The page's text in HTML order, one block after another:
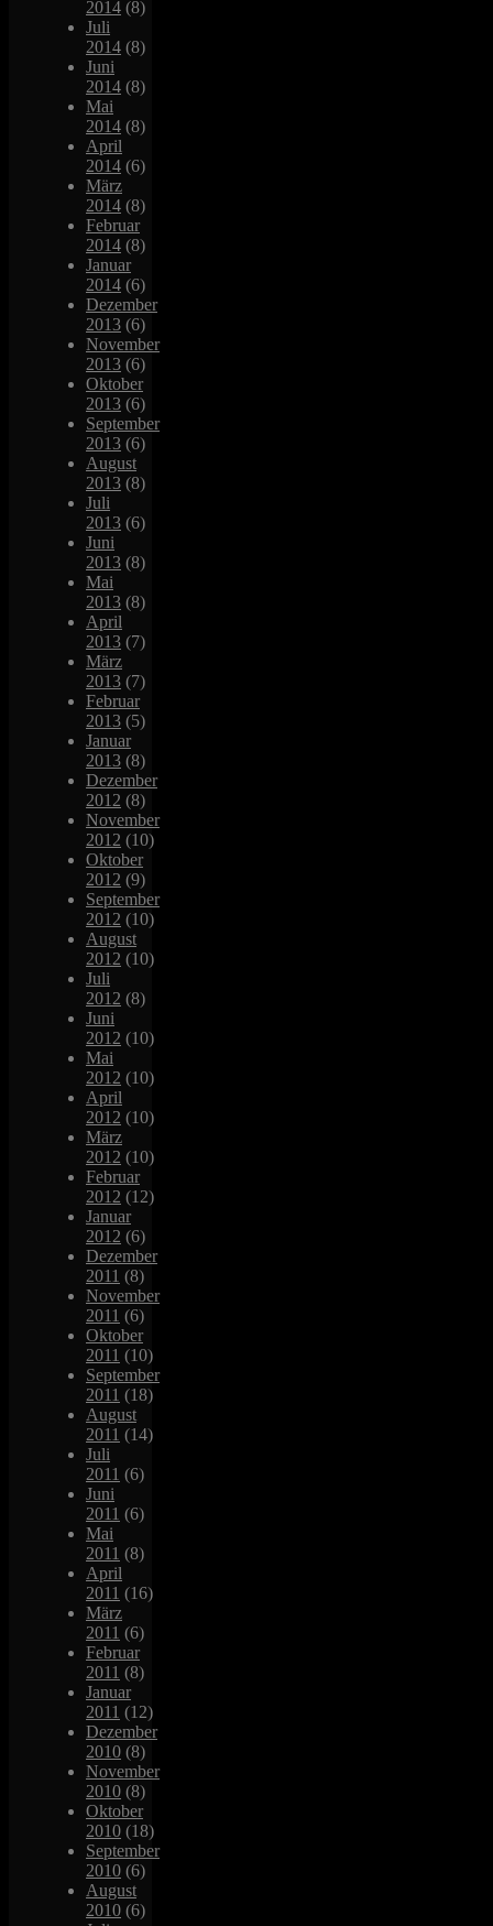
2014 (8)
Juli
2014 (8)
Juni
2014 (8)
Mai
2014 (8)
April
2014 (6)
März
2014 (8)
Februar
2014 (8)
Januar
2014 (6)
Dezember
2013 (6)
November
2013 (6)
Oktober
2013 (6)
September
2013 (6)
August
2013 (8)
Juli
2013 (6)
Juni
2013 (8)
Mai
2013 (8)
April
2013 (7)
März
2013 (7)
Februar
2013 (5)
Januar
2013 (8)
Dezember
2012 (8)
November
2012 (10)
Oktober
2012 (9)
September
2012 (10)
August
2012 (10)
Juli
2012 (8)
Juni
2012 (10)
Mai
2012 (10)
April
2012 (10)
März
2012 (10)
Februar
2012 (12)
Januar
2012 (6)
Dezember
2011 (8)
November
2011 (6)
Oktober
2011 (10)
September
2011 (18)
August
2011 (14)
Juli
2011 (6)
Juni
2011 (6)
Mai
2011 (8)
April
2011 (16)
März
2011 (6)
Februar
2011 (8)
Januar
2011 (12)
Dezember
2010 (8)
November
2010 (8)
Oktober
2010 (18)
September
2010 (6)
August
2010 (6)